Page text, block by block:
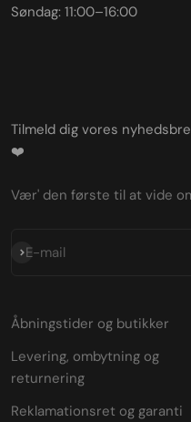
Søndag: 11:00–16:00
Tilmeld dig vores
❤️
Vær' den første til at vide
E-mail
Abonnér
Åbningstider og butikker
Levering, ombytning og
returnering
Reklamationsret og garanti